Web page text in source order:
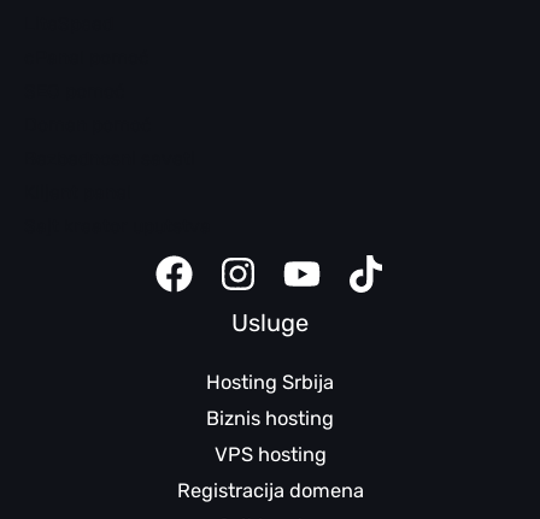
Usluge
Hosting Srbija
Biznis hosting
VPS hosting
Registracija domena